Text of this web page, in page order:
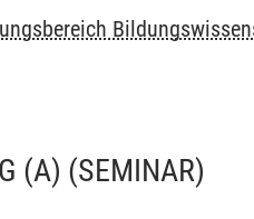
(A) (SEMINAR)